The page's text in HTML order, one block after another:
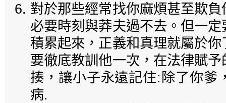
對於那些經常找你麻煩甚至欺
必要時刻與莽夫過不去。但一
積累起來，正義和真理就屬於
要徹底教訓他一次，在法律賦
揍，讓小子永遠記住:除了你爹
病.